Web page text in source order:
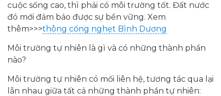
cuộc sống cao, thì phải có môi trường tốt. Đất nước
đó mới đảm bảo được sự bền vững. Xem
thêm>>>thông cống nghẹt Bình Dương
Môi trường tự nhiên là gì và có những thành phần
nào?
Môi trường tự nhiên có mối liên hệ, tương tác qua lại
lẫn nhau giữa tất cả những thành phần tự nhiên: